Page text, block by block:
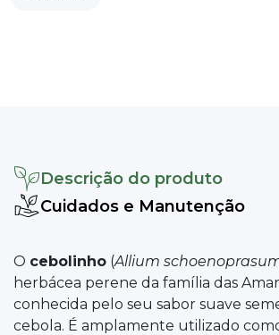
Descrição do produto
Cuidados e Manutenção
O cebolinho (Allium
herbácea perene da família das
conhecida pelo seu sabor suave
cebola. É amplamente utilizado